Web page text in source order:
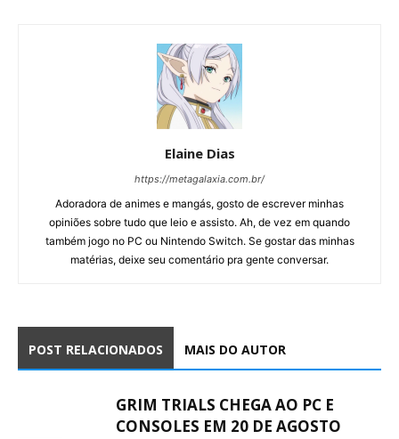
Elaine Dias
https://metagalaxia.com.br/
Adoradora de animes e mangás, gosto de escrever minhas
opiniões sobre tudo que leio e assisto. Ah, de vez em quando
também jogo no PC ou Nintendo Switch. Se gostar das minhas
matérias, deixe seu comentário pra gente conversar.
POST RELACIONADOS MAIS DO AUTOR
GRIM TRIALS CHEGA AO PC E
CONSOLES EM 20 DE AGOSTO